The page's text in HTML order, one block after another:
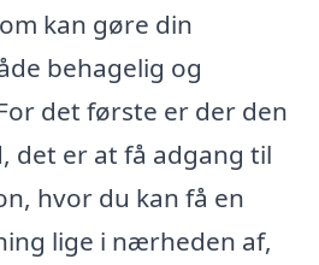
kan gøre din
behagelig og
det første er der den
det er at få adgang til
hvor du kan få en
lige i nærheden af,